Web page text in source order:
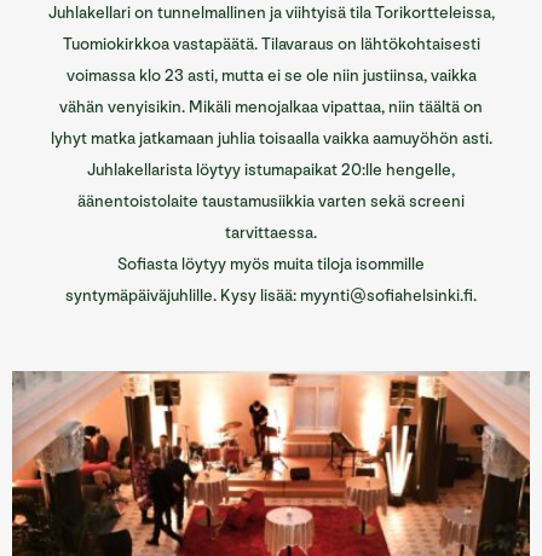
Juhlakellari on tunnelmallinen ja viihtyisä tila Torikortteleissa,
Tuomiokirkkoa vastapäätä. Tilavaraus on lähtökohtaisesti
voimassa klo 23 asti, mutta ei se ole niin justiinsa, vaikka
vähän venyisikin. Mikäli menojalkaa vipattaa, niin täältä on
lyhyt matka jatkamaan juhlia toisaalla vaikka aamuyöhön asti.
Juhlakellarista löytyy istumapaikat 20:lle hengelle,
äänentoistolaite taustamusiikkia varten sekä screeni
tarvittaessa.
Sofiasta löytyy myös muita tiloja isommille
syntymäpäiväjuhlille. Kysy lisää: myynti@sofiahelsinki.fi.